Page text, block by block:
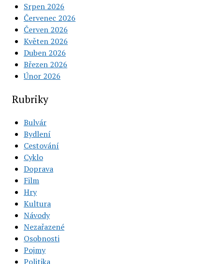
Srpen 2026
Červenec 2026
Červen 2026
Květen 2026
Duben 2026
Březen 2026
Únor 2026
Rubriky
Bulvár
Bydlení
Cestování
Cyklo
Doprava
Film
Hry
Kultura
Návody
Nezařazené
Osobnosti
Pojmy
Politika